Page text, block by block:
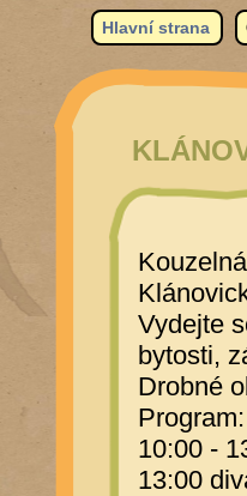
Hlavní strana
Vydejte
bytosti,
Drobné
Program:
10:00 -
13:00